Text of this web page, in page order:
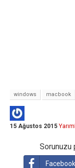
windows macbook
15 Ağustos 2015
Sorunuzu
Facebook